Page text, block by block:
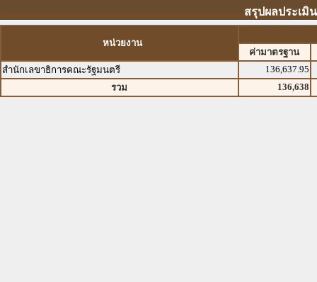
สรุปผลประเมิ
หน่วยงาน
ค่ามาตรฐาน
สำนักเลขาธิการคณะรัฐมนตรี
136,637.95
รวม
136,638